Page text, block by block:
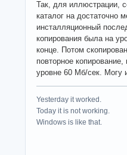
Так, для иллюстрации,
каталог на достаточно
инсталляционный
копирования была на
конце. Потом
повторное
уровне 60 Мб/сек. Могу
Yesterday it worked.
Today it is not working.
Windows is like that.